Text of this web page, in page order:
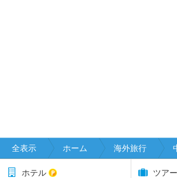
全表示 ホーム 海外旅行
ホテル ツアー